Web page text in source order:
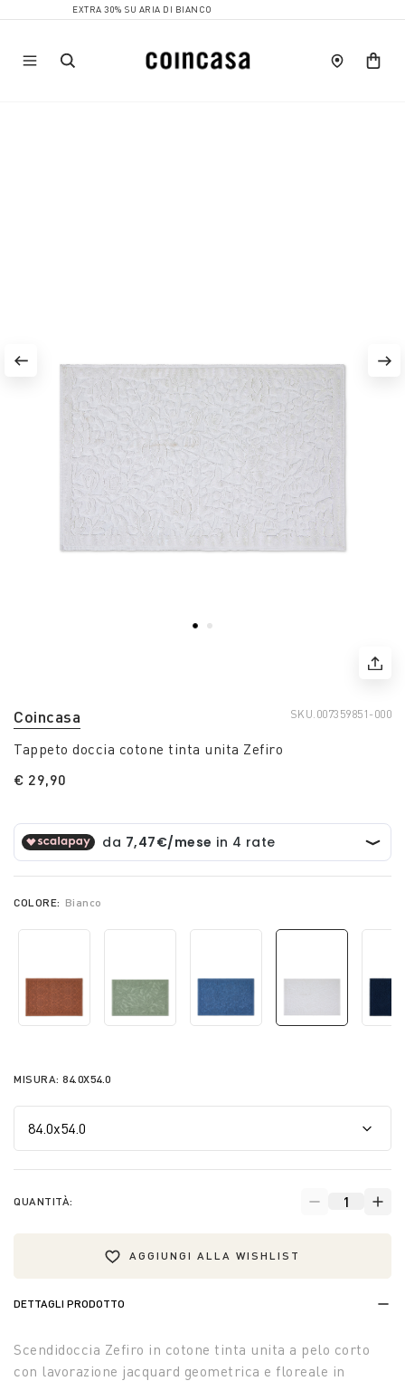
EXTRA 30% SU ARIA DI BIANCO
Coincasa SKU. 007359851-000
Tappeto doccia cotone tinta unita Zefiro
€ 29,90
COLORE: Bianco
MISURA: 84.0X54.0
QUANTITÀ:
AGGIUNGI ALLA WISHLIST
DETTAGLI PRODOTTO
Scendidoccia Zefiro in cotone tinta unita a pelo corto
con lavorazione jacquard geometrica e floreale in